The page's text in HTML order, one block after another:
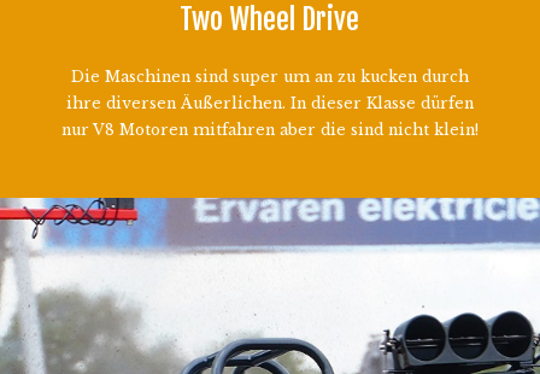
Two Wheel Drive
Die Maschinen sind super um an zu kucken durch
ihre diversen Äußerlichen. In dieser Klasse dürfen
nur V8 Motoren mitfahren aber die sind nicht klein!